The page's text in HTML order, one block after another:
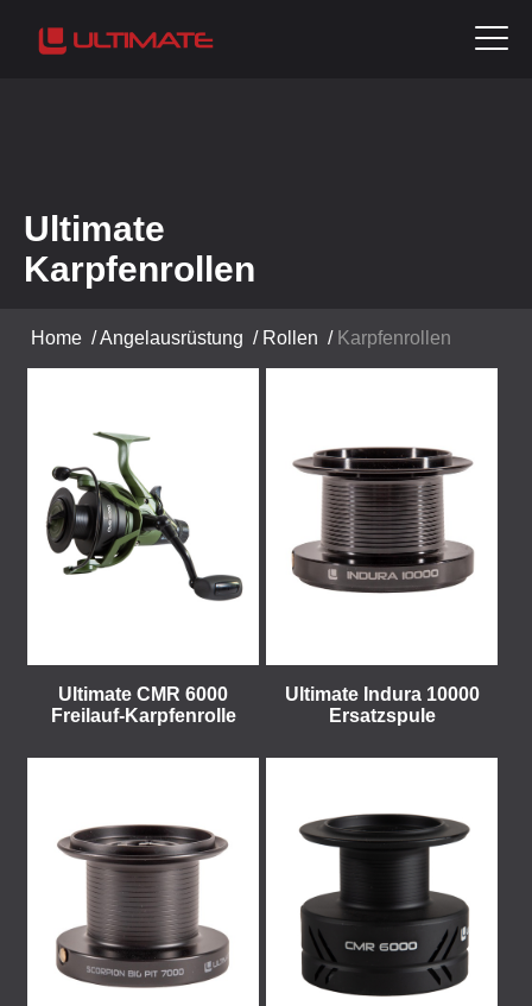
Ultimate
Karpfenrollen
Home /Angelausrüstung / Rollen / Karpfenrollen
Ultimate CMR 6000
Freilauf-Karpfenrolle
Ultimate Indura 10000
Ersatzspule